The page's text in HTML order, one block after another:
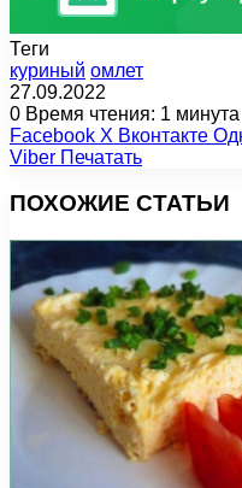
Теги
куриный омлет
27.09.2022
0 Время чтения: 1 минута
Facebook X Вконтакте
Viber Печатать
ПОХОЖИЕ СТАТЬИ